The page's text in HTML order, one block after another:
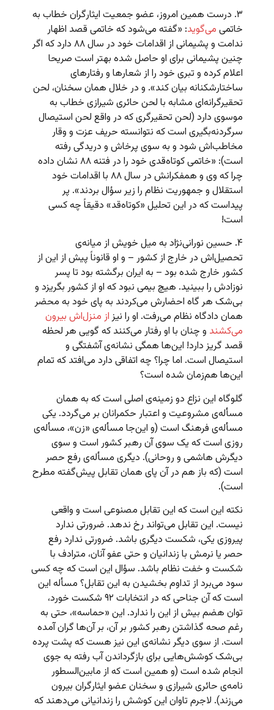
۳. درست همین امروز، عضو جمعیت ایثارگران خطاب به
خاتمی می‌گوید: «گفته می‌شود که خاتمی قصد اظهار
ندامت و پشیمانی از اقدامات خود در سال ۸۸ دارد که اگر
چنین پشیمانی برای او حاصل شده بهتر است صریحا
اعلام کرده و تبری خود را از شعارها و رفتارهای
ساختارشکنانه بیان کند». و در خلال همان سخنان، لحن
تحقیرگرانه‌ای مشابه با لحن حائری شیرازی خطاب به
موسوی دارد (لحن تحقیرگری که در واقع لحن استیصال
سرگردنه‌بگیری است که نتوانسته حریف عزت و وقار
مخاطب‌اش شود و به سوی پرخاش و دریدگی رفته
است): «خاتمی کوتاه‌قدی خود را در فتنه ۸۸ نشان داده
چرا که وی و همفکرانش در سال ۸۸ با اقدامات خود
استقلال و جمهوریت نظام را زیر سؤال بردند». پر
پیداست که در این تحلیل «کوتاه‌قد» دقیقاً چه کسی
است!
۴. حسین نورانی‌نژاد به میل خویش از میانه‌ی
تحصیل‌اش در خارج از کشور – و او قانوناً پیش از این از
کشور خارج شده بود – به ایران برگشته بود تا پسر
نوزادش را ببینید. هیچ بیمی نبود که او از کشور بگریزد و
بی‌شک هر گاه احضارش می‌کردند به پای خود به محضر
همان دادگاه نظام می‌رفت. او را نیزاز منزل‌اش بیرون
می‌کشند و چنان با او رفتار می‌کنند که گویی هر لحظه
قصد گریز دارد! این‌ها همگی نشانه‌ی آشفتگی و
استیصال است. اما چرا؟ چه اتفاقی دارد می‌افتد که تمام
این‌ها هم‌زمان شده است؟
گلوگاه این نزاع دو زمینه‌ی اصلی است که به همان
مسأله‌ی مشروعیت و اعتبار حکمرانان بر می‌گردد. یکی
مسأله‌ی فرهنگ است (و این‌جا مسأله‌ی «زن»، مسأله‌ی
روزی است که یک سوی آن رهبر کشور است و سوی
دیگرش هاشمی و روحانی). دیگری مسأله‌‌ی رفع حصر
است (که باز هم در آن پای همان تقابل پیش‌گفته مطرح
است).
نکته این است که این تقابل مصنوعی است و واقعی
نیست. این تقابل می‌تواند رخ ندهد. ضرورتی ندارد
پیروزی یکی، شکست دیگری باشد. ضرورتی ندارد رفع
حصر یا نرمش با زندانیان و حتی عفو آنان، مترادف با
شکست و خفت نظام باشد. سؤال این است که چه کسی
سود می‌برد از تداوم بخشیدن به این تقابل؟ مسأله این
است که آن جناحی که در انتخابات ۹۲ شکست خورد،
توان هضم بیش از این را ندارد. این «حماسه»، حتی به
رغم صحه گذاشتن رهبر کشور بر آن، بر آن‌ها گران آمده
است. از سوی دیگر نشانه‌ی این نیز هست که پشت پرده
بی‌شک کوشش‌هایی برای بازگرداندن آب رفته به جوی
انجام شده است (و همین است که از مابین‌السطور
نامه‌ی حائری شیرازی و سخنان عضو ایثارگران بیرون
می‌زند). لاجرم تاوان این کوشش را زندانیانی می‌دهند که